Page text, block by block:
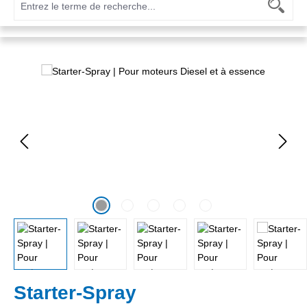
Ignorer la galerie d'images
Starter-Spray